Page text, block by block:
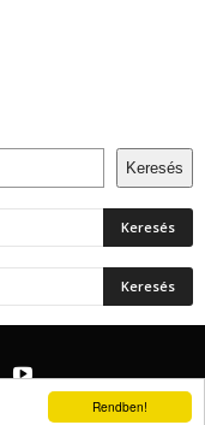
Rendben!
Keresés